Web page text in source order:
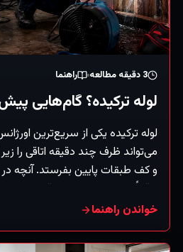
3 دقیقه مطالعه راهنما
لوله ترکیده؟ گام‌هایی
لوله ترکیده یکی از سریع‌ترین
می‌تواند ظرف چند دقیقه اتاقی را
و کف طبقات پایین بفرستد. آنچه
واقعاً بر میزان خسارت باقی‌مانده
را، به‌ترتیب، انجام دهید. (راهنمای
خواندن راهنما